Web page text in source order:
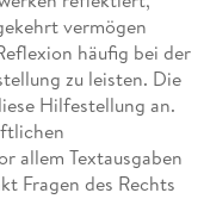
vermögen
häufig bei der
zu leisten. Die
Hilfestellung an.
allem Textausgaben
Fragen des Rechts